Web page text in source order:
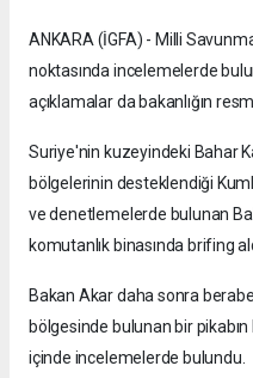
ANKARA (İGFA) - Milli Savunma
noktasında incelemelerde
açıklamalar da bakanlığın
Suriye'nin kuzeyindeki Bahar
bölgelerinin desteklendiği
ve denetlemelerde bulunan
komutanlık binasında brifing
Bakan Akar daha sonra
bölgesinde bulunan bir pikabın
içinde incelemelerde bulundu.